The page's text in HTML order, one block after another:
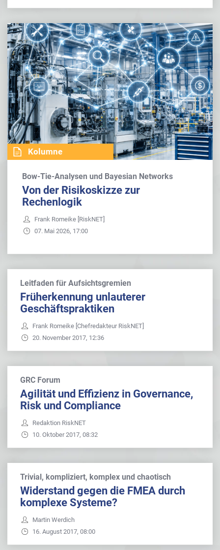
Kolumne
Bow-Tie-Analysen und Bayesian Networks
Von der Risikoskizze zur
Rechenlogik
Frank Romeike [RiskNET]
07. Mai 2026, 17:00
Leitfaden für Aufsichtsgremien
Früherkennung unlauterer
Geschäftspraktiken
Frank Romeike [Chefredakteur RiskNET]
20. November 2017, 12:36
GRC Forum
Agilität und Effizienz in Governance,
Risk und Compliance
Redaktion RiskNET
10. Oktober 2017, 08:32
Trivial, kompliziert, komplex und chaotisch
Widerstand gegen die FMEA durch
komplexe Systeme?
Martin Werdich
16. August 2017, 08:00